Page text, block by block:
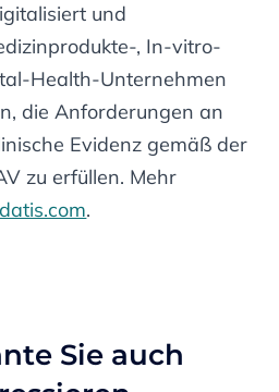
und
, In-vitro-
Health-Unternehmen
die Anforderungen an
Evidenz gemäß der
zu erfüllen. Mehr
.
Sie auch